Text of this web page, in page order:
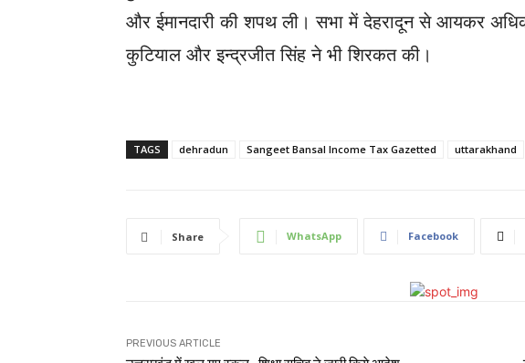
और ईमानदारी की शपथ ली। सभा में देहरादून से आयकर
कुटियाल और इन्द्रजीत सिंह ने भी शिरकत की।
TAGS dehradun Sangeet Bansal Income Tax Gazetted uttarakhand
Share WhatsApp Facebook
PREVIOUS ARTICLE